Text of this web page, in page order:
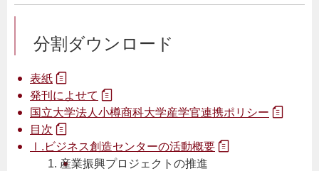
分割ダウンロード
表紙
発刊によせて
国立大学法人小樽商科大学産学官連携ポリシー
目次
Ⅰ.ビジネス創造センターの活動概要
産業振興プロジェクトの推進